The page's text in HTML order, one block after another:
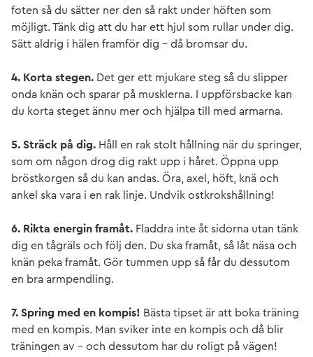
foten så du sätter ner den så rakt under höften som
möjligt. Tänk dig att du har ett hjul som rullar under dig.
Sätt aldrig i hälen framför dig – då bromsar du.
4. Korta stegen. Det ger ett mjukare steg så du slipper
onda knän och sparar på musklerna. I uppförsbacke kan
du korta steget ännu mer och hjälpa till med armarna.
5. Sträck på dig. Håll en rak stolt hållning när du springer,
som om någon drog dig rakt upp i håret. Öppna upp
bröstkorgen så du kan andas. Öra, axel, höft, knä och
ankel ska vara i en rak linje. Undvik ostkrokshållning!
6. Rikta energin framåt. Fladdra inte åt sidorna utan tänk
dig en tågräls och följ den. Du ska framåt, så låt näsa och
knän peka framåt. Gör tummen upp så får du dessutom
en bra armpendling.
7. Spring med en kompis! Bästa tipset är att boka träning
med en kompis. Man sviker inte en kompis och då blir
träningen av – och dessutom har du roligt på vägen!